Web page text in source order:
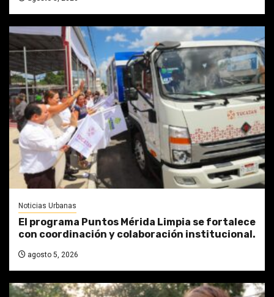
Noticias Urbanas
El programa Puntos Mérida Limpia se fortalece
con coordinación y colaboración institucional.
agosto 5, 2026